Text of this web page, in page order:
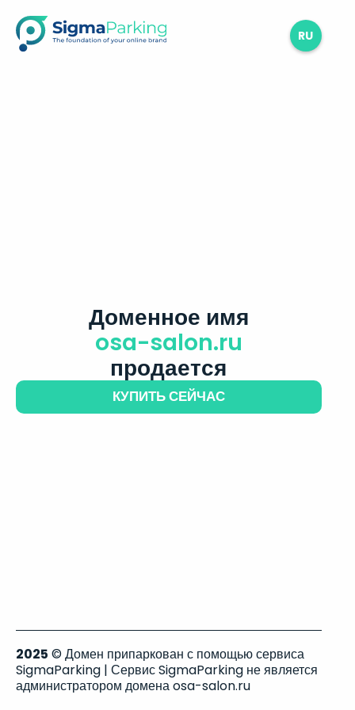
RU
Доменное имя
osa-salon.ru
продается
КУПИТЬ СЕЙЧАС
2025 © Домен припаркован с помощью сервиса
SigmaParking | Сервис SigmaParking не является
администратором домена osa-salon.ru